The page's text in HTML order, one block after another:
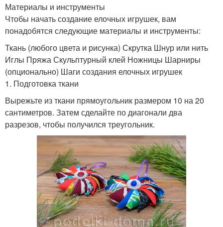
Материалы и инструменты
Чтобы начать создание елочных игрушек, вам
понадобятся следующие материалы и инструменты:
Ткань (любого цвета и рисунка) Скрутка Шнур или нить
Иглы Пряжа Скульптурный клей Ножницы Шарниры
(опционально) Шаги создания елочных игрушек
1. Подготовка ткани
Вырежьте из ткани прямоугольник размером 10 на 20
сантиметров. Затем сделайте по диагонали два
разрезов, чтобы получился треугольник.